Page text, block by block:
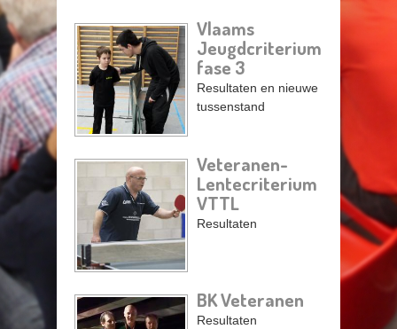
Vlaams
Jeugdcriterium
fase 3
Resultaten en nieuwe
tussenstand
Veteranen-
Lentecriterium
VTTL
Resultaten
BK Veteranen
Resultaten